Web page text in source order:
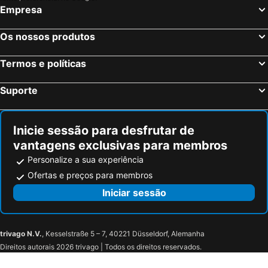
Fortaleza, Ceará Hotéis
Foz do Iguaçu, Paraná Hotéis
Porto de Galinhas, Pernambuco Hotéis
Porto Seguro, Bahia Hotéis
Empresa
Os nossos produtos
Termos e políticas
Suporte
Inicie sessão para desfrutar de
vantagens exclusivas para membros
Personalize a sua experiência
Ofertas e preços para membros
Iniciar sessão
trivago N.V., Kesselstraße 5 – 7, 40221 Düsseldorf, Alemanha
Direitos autorais 2026 trivago | Todos os direitos reservados.